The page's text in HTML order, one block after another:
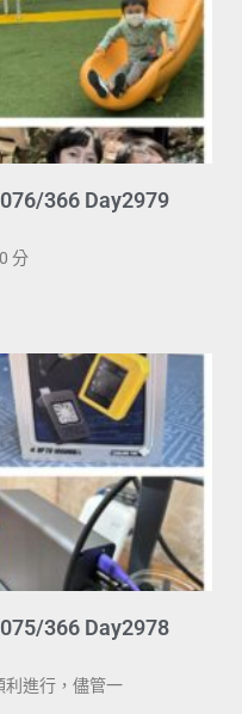
366 Day2979
分
366 Day2978
利進行，儘管一